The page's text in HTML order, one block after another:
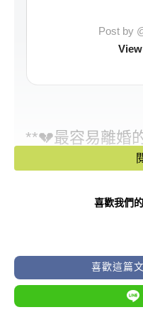
Post by
**💔最容易離婚
姻不長久！**
越相愛、越激情
戀」。
但一走進婚姻，
喜歡我們
喜歡這篇